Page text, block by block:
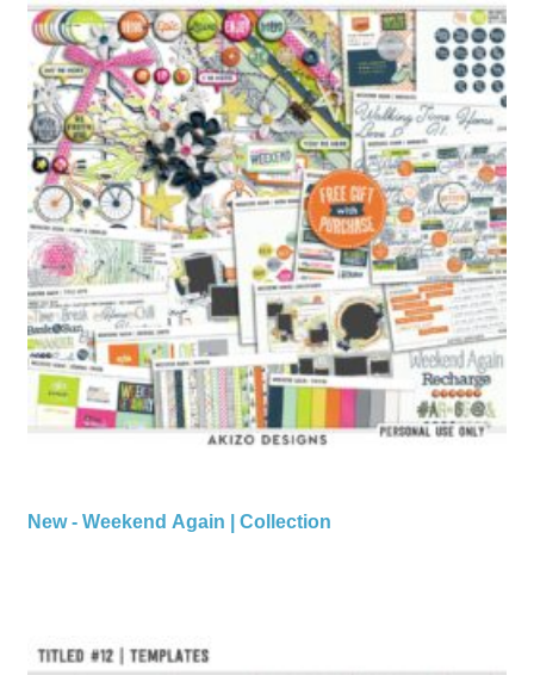
New - Weekend Again | Collection